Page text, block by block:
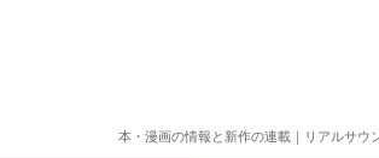
本・漫画の情報と新作の連載｜リアルサウ